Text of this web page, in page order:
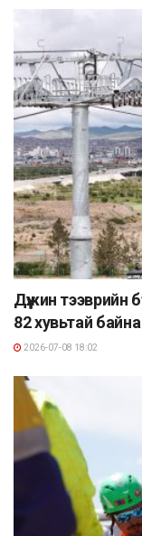
Дүүжин
82 хувьтай байна
2026-07-08 18:02